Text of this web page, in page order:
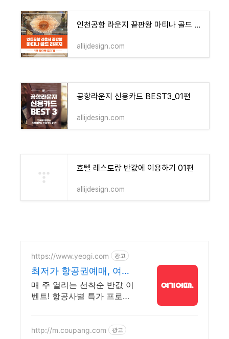
인천공항 라운지 끝판왕 마티나 골드 라운지 만원으로 즐기기
allijdesign.com
공항라운지 신용카드 BEST3_01편
allijdesign.com
호텔 레스토랑 반값에 이용하기 01편
allijdesign.com
https://www.yeogi.com 광고
최저가 항공권예매, 여기
어때 매 주 선착순 항공권
반값!
매 주 열리는 선착순 반값 이
벤트! 항공사별 특가 프로모
리 여행 준비하세요!
http://m.coupang.com 광고